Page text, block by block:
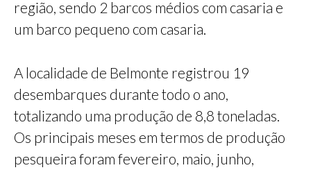
região, sendo 2 barcos médios com casaria e
um barco pequeno com casaria.
A localidade de Belmonte registrou 19
desembarques durante todo o ano,
totalizando uma produção de 8,8 toneladas.
Os principais meses em termos de produção
pesqueira foram fevereiro, maio, junho,